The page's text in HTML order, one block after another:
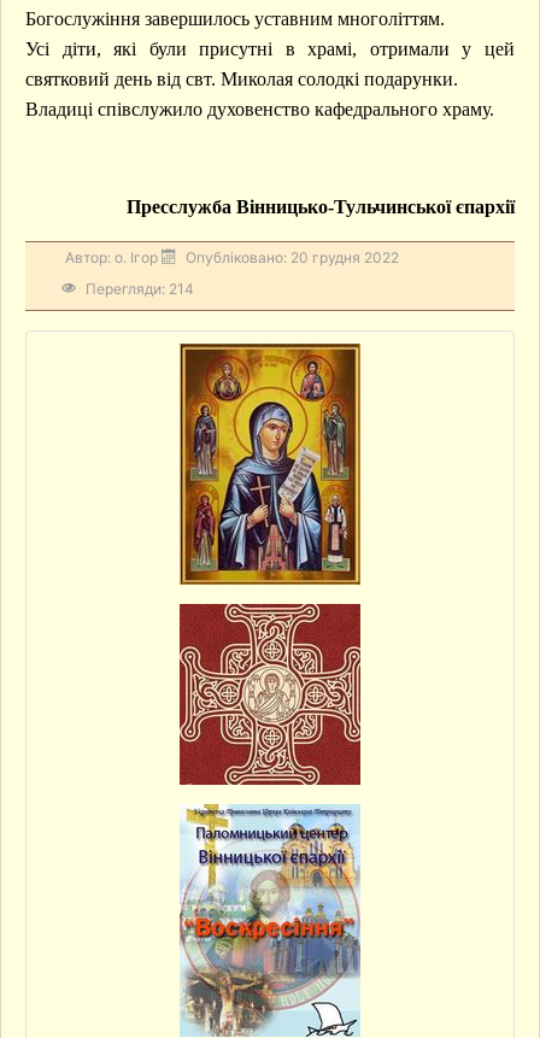
Богослужіння завершилось уставним многоліттям.
Усі діти, які були присутні в храмі, отримали у цей
святковий день від свт. Миколая солодкі подарунки.
Владиці співслужило духовенство кафедрального храму.
Пресслужба Вінницько-Тульчинської єпархії
Автор: о. Ігор
Опубліковано: 20 грудня 2022
Перегляди: 214